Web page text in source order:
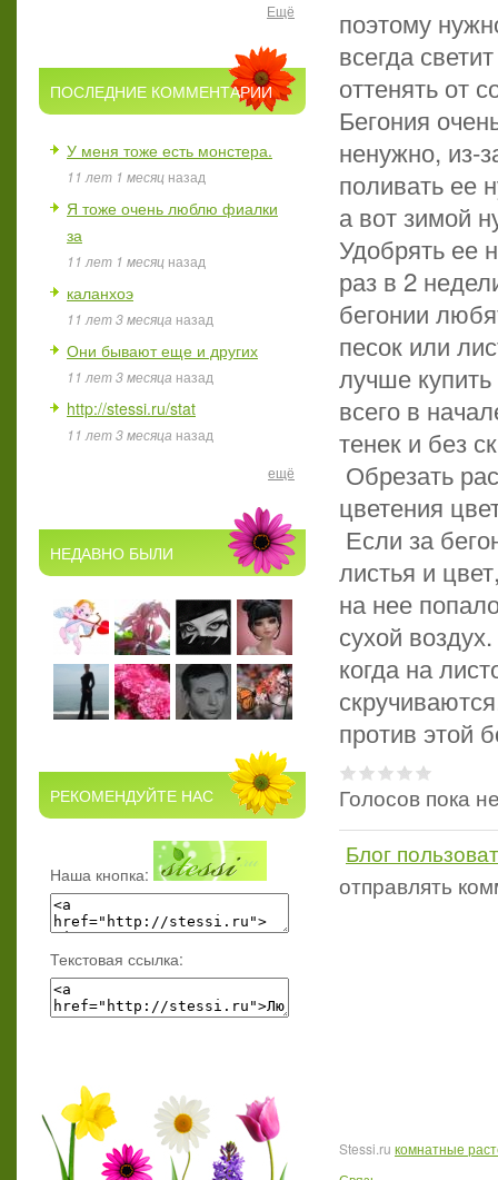
Ещё
ПОСЛЕДНИЕ КОММЕНТАРИИ
У меня тоже есть монстера.
11 лет 1 месяц назад
Я тоже очень люблю фиалки
за
11 лет 1 месяц назад
каланхоэ
11 лет 3 месяца назад
Они бывают еще и других
11 лет 3 месяца назад
http://stessi.ru/stat
11 лет 3 месяца назад
ещё
НЕДАВНО БЫЛИ
РЕКОМЕНДУЙТЕ НАС
Наша кнопка:
Текстовая ссылка:
поэтому
всегда
оттенять от
Бегония
ненужно, из-
поливать ее
а вот зимой
Удобрять ее
раз в 2
бегонии
песок или
лучше
всего в
тенек и без
Обрезать
цветения
Если за
листья и
на нее
сухой
когда на
против этой
Голосов пока
Блог
отправлять
Stessi.ru комнатные